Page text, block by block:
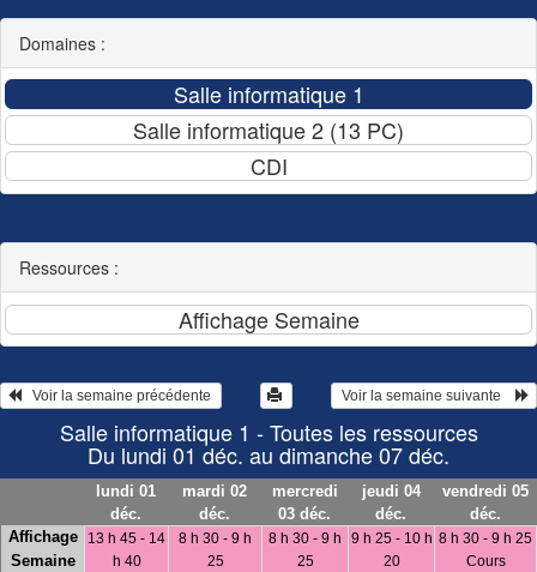
Domaines :
Ressources :
Voir la semaine suivante
Salle informatique 1 - Toutes les ressources
Du lundi 01 déc. au dimanche 07 déc.
lundi 01
déc.
mardi 02
déc.
mercredi
03 déc.
jeudi 04
déc.
vendredi 05
déc.
Affichage
Semaine
13 h 45 - 14
h 40
8 h 30 - 9 h
25
8 h 30 - 9 h
25
9 h 25 - 10 h
20
8 h 30 - 9 h 25
Cours